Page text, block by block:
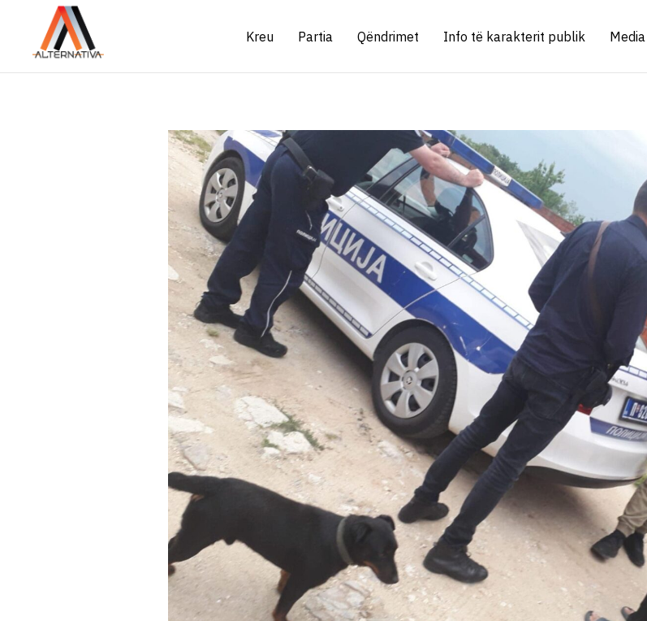
Kreu Partia Qëndrimet Info të karakterit publik Media